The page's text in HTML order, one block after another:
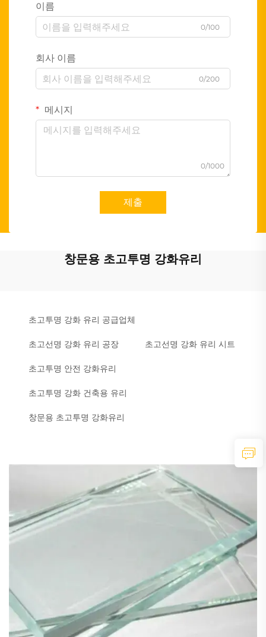
이름
0/100
회사 이름
0/200
메시지
0/1000
제출
창문용 초고투명 강화유리
초고투명 강화 유리 공급업체
초고선명 강화 유리 공장 초고선명 강화 유리 시트
초고투명 안전 강화유리
초고투명 강화 건축용 유리
창문용 초고투명 강화유리